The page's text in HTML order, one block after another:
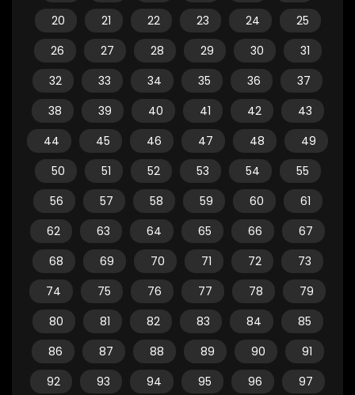
20
21 22 23 24
25
26
27 28 29 30
31
32
33 34 35 36
37
38
39 40 41 42
43
44
45 46 47 48
49
50
51 52 53 54
55
56
57 58 59 60
61
62
63 64 65 66
67
68
69 70 71 72
73
74
75 76 77 78
79
80
81 82 83 84
85
86
87 88 89 90
91
92
93 94 95 96
97